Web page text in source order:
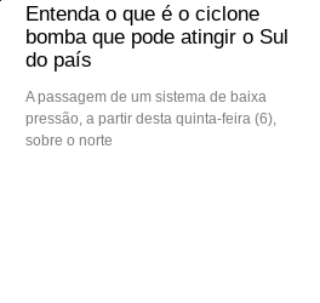
Entenda o que é o ciclone
bomba que pode atingir o Sul
do país
A passagem de um sistema de baixa
pressão, a partir desta quinta-feira (6),
sobre o norte